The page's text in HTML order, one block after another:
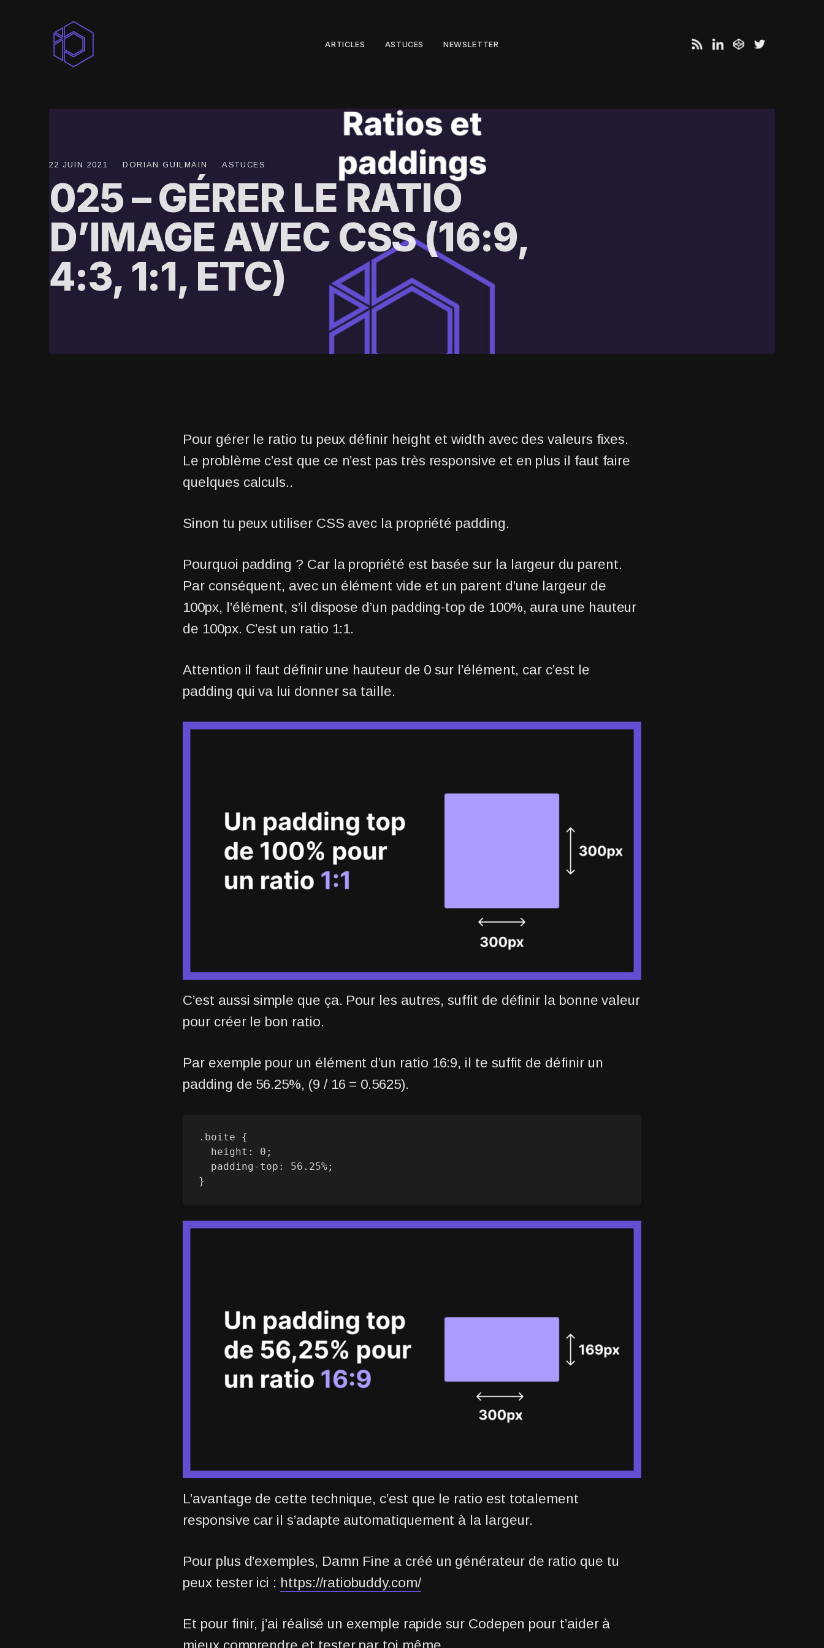
ARTICLES ASTUCES NEWSLETTER
22 JUIN 2021 DORIAN GUILMAIN ASTUCES
025 – GÉRER LE RATIO
D’IMAGE AVEC CSS (16:9,
4:3, 1:1, ETC)
Pour gérer le ratio tu peux définir height et width avec des valeurs fixes.
Le problème c’est que ce n’est pas très responsive et en plus il faut faire
quelques calculs..
Sinon tu peux utiliser CSS avec la propriété padding.
Pourquoi padding ? Car la propriété est basée sur la largeur du parent.
Par conséquent, avec un élément vide et un parent d’une largeur de
100px, l’élément, s’il dispose d’un padding-top de 100%, aura une hauteur
de 100px. C’est un ratio 1:1.
Attention il faut définir une hauteur de 0 sur l’élément, car c’est le
padding qui va lui donner sa taille.
C’est aussi simple que ça. Pour les autres, suffit de définir la bonne valeur
pour créer le bon ratio.
Par exemple pour un élément d’un ratio 16:9, il te suffit de définir un
padding de 56.25%, (9 / 16 = 0.5625).
.boite {
}
L’avantage de cette technique, c’est que le ratio est totalement
responsive car il s’adapte automatiquement à la largeur.
Pour plus d’exemples, Damn Fine a créé un générateur de ratio que tu
peux tester ici : https://ratiobuddy.com/
Et pour finir, j’ai réalisé un exemple rapide sur Codepen pour t’aider à